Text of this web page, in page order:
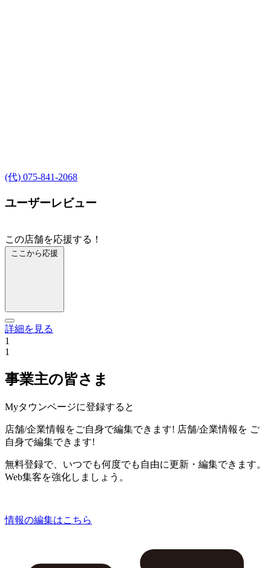
(代) 075-841-2068
ユーザーレビュー
この店舗を応援する！
ここから応援
詳細を見る
1
1
事業主の皆さま
Myタウンページに登録すると
店舗/企業情報をご自身で編集できます! 店舗/企業情報を ご
自身で編集できます!
無料登録で、いつでも何度でも自由に更新・編集できます。
Web集客を強化しましょう。
情報の編集はこちら